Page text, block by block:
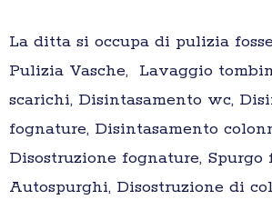
La ditta si occupa di pulizia
Pulizia Vasche, Lavaggio
scarichi, Disintasamento wc,
fognature, Disintasamento
Disostruzione fognature, Spurgo
Autospurghi, Disostruzione di